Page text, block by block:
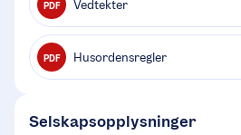
PDF Vedtekter
PDF Husordensregler
Selskapsopplysninger